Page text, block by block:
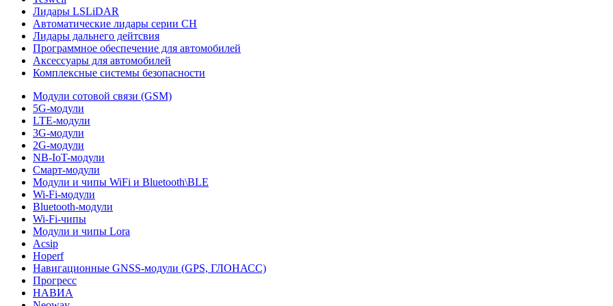
Лидары LSLiDAR
Автоматические лидары серии CH
Лидары дальнего дейтсвия
Программное обеспечение для автомобилей
Аксессуары для автомобилей
Комплексные системы безопасности
Модули сотовой связи (GSM)
5G-модули
LTE-модули
3G-модули
2G-модули
NB-IoT-модули
Смарт-модули
Модули и чипы WiFi и Bluetooth\BLE
Wi-Fi-модули
Bluetooth-модули
Wi-Fi-чипы
Модули и чипы Lora
Acsip
Hoperf
Навигационные GNSS-модули (GPS, ГЛОНАСС)
Прогресс
НАВИА